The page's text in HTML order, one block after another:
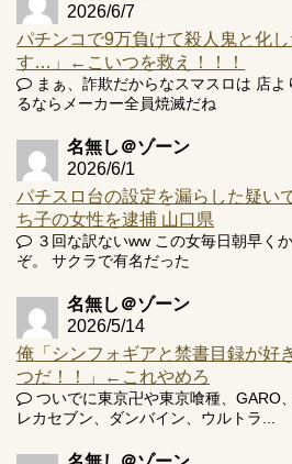
Powered by livedoor 相互RSS
2026/6/7
パチンコで9万負けて殺人鬼と化
す…」←こいつを救え！！！
まぁ、詐欺だからなスマスロは 店
るならメーカー全員焼滅だね
名無し＠ゾーン
2026/6/1
パチスロ台の設定を漏らした疑い
ち子の女性を逮捕 山口県
３回な訳ないww この女毎日朝早く
ぞ。 サクラで有名だった
名無し＠ゾーン
2026/5/14
俺「シンフォギアと禁書目録が好
つだ！！」←これやめろ
ついでに東京卍や東京喰種、GARO
レカセブン、ダンバイン、ウルトラ...